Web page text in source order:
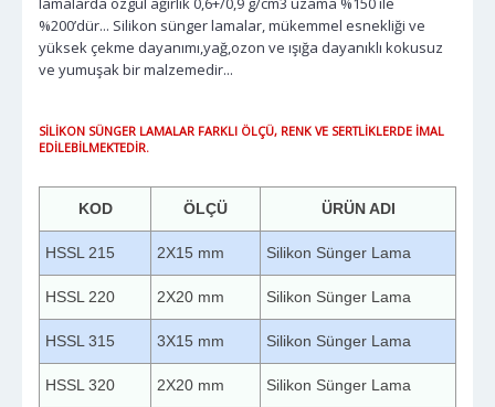
%200’dür... Silikon sünger lamalar, mükemmel esnekliği ve
yüksek çekme dayanımı,yağ,ozon ve ışığa dayanıklı kokusuz
ve yumuşak bir malzemedir...
SİLİKON SÜNGER LAMALAR FARKLI ÖLÇÜ, RENK VE SERTLİKLERDE İMAL
EDİLEBİLMEKTEDİR.
KOD ÖLÇÜ ÜRÜN ADI
HSSL 215 2X15 mm Silikon Sünger Lama
HSSL 220 2X20 mm Silikon Sünger Lama
HSSL 315 3X15 mm Silikon Sünger Lama
HSSL 320 2X20 mm Silikon Sünger Lama